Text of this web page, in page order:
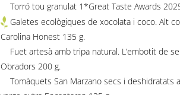
Torró tou granulat 1*Great Taste Awards
Galetes ecològiques de xocolata i coco. Alt
Carolina Honest 135 g.
Fuet artesà amb tripa natural. L’embotit de
Obradors 200 g.
Tomàquets San Marzano secs i deshidratats